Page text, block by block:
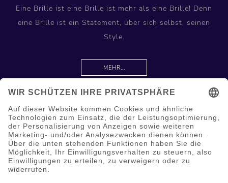
Eine Brille ist eine Brille ist mehr als eine Brille! Denn
eine Brille ist ein Statement, über sich selbst, seinen
Style.
MEHR...
Information
Hilfe & Service